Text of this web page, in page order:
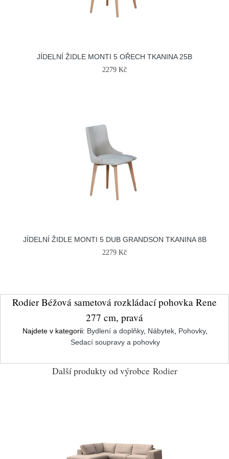
JÍDELNÍ ŽIDLE MONTI 5 OŘECH TKANINA 25B
2279 Kč
JÍDELNÍ ŽIDLE MONTI 5 DUB GRANDSON TKANINA 8B
2279 Kč
Rodier Béžová sametová rozkládací pohovka Rene
277 cm, pravá
Najdete v kategorii: Bydlení a doplňky, Nábytek Pohovky,
Sedací soupravy a pohovky
Další produkty od výrobce Rodier